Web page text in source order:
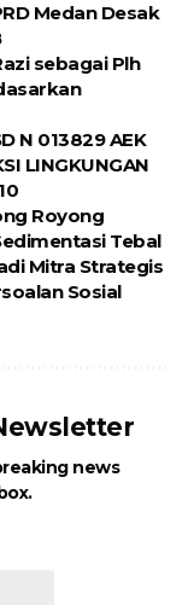
Medan Desak
sebagai Plh
N 013829 AEK
LINGKUNGAN
Royong
Tebal
Mitra Strategis
Sosial
news